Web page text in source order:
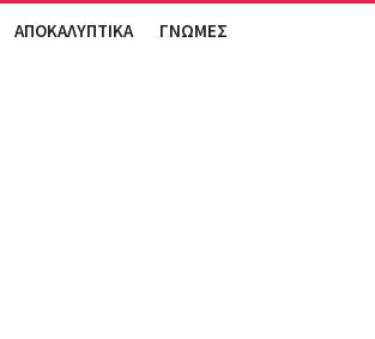
ΑΠΟΚΑΛΥΠΤΙΚΑ ΓΝΩΜΕΣ